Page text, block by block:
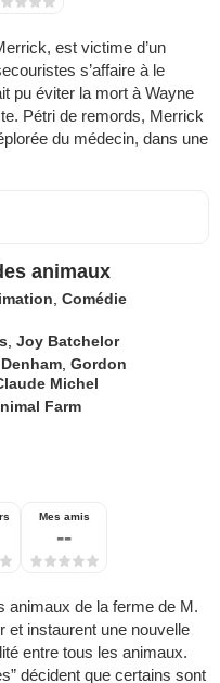
est victime d’un
s’affaire à le
pu éviter la mort à Wayne
Pétri de remords, Merrick
du médecin, dans une
animaux
,Comédie
,Joy Batchelor
,Gordon
Michel
Farm
Mes amis
--
animaux de la ferme de M.
et instaurent une nouvelle
entre tous les animaux.
décident que certains sont